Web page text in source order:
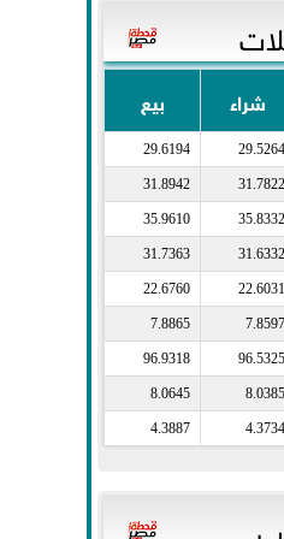
شراء بيع
29.5264
29.6194
31.7822
31.8942
35.8332
35.9610
31.6332
31.7363
22.6031
22.6760
7.8597
7.8865
96.5325
96.9318
8.0385
8.0645
4.3734
4.3887